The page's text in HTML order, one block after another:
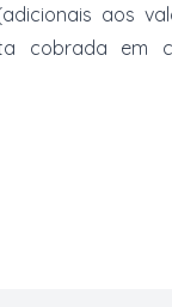
aos
cobrada em